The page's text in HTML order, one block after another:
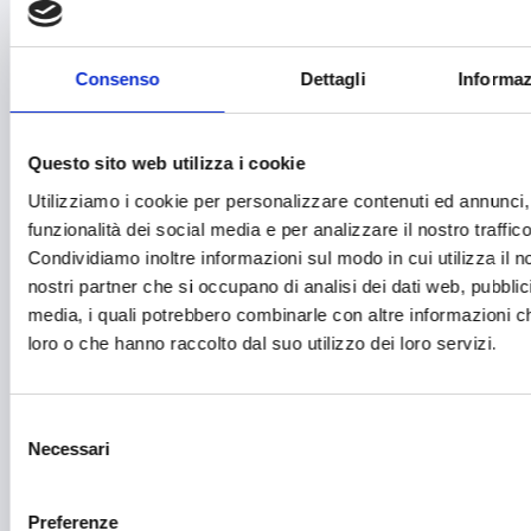
Consenso Dettagli
Questo sito web utilizza i cookie
Utilizziamo i cookie per personalizzare contenuti ed
funzionalità dei social media e per analizzare il nostro
Condividiamo inoltre informazioni sul modo in cui utilizza il
nostri partner che si occupano di analisi dei dati web,
media, i quali potrebbero combinarle con altre informazioni
loro o che hanno raccolto dal suo utilizzo dei loro servizi.
delNecessari
Preferenze
Fashion
Festival e mostre
Gastronomia
Giustizia e sicurezza
Green economy
Inclusione Sociale e Solidarietà